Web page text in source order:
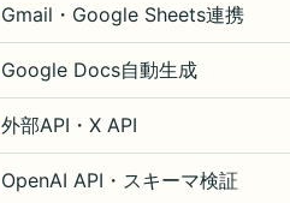
Gmail・Google Sheets連携
Google Docs自動生成
外部API・X API
OpenAI API・スキーマ検証